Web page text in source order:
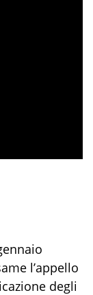
l’appello
degli